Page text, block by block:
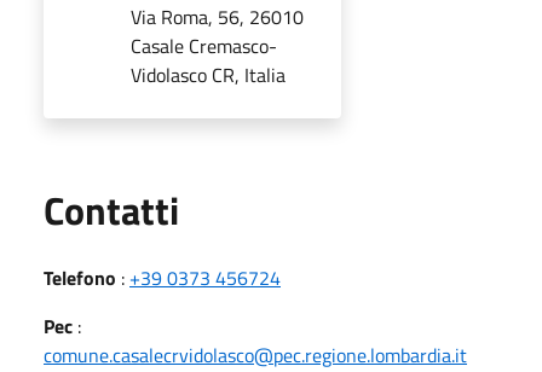
Via Roma, 56, 26010
Casale Cremasco-
Vidolasco CR, Italia
Contatti
Telefono : +39 0373 456724
Pec :
comune.casalecrvidolasco@pec.regione.lombardia.it